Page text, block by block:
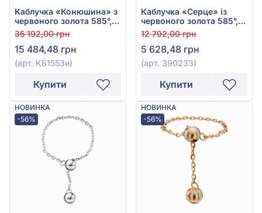
Каблучка «Конюшина» з
червоного золота 585°,
арт. КБ1553и
35 192,00 грн
15 484,48 грн
(арт. КБ1553и)
Купити
Каблучка «Серце» із
червоного золота 585°,
арт. 390233
12 792,00 грн
5 628,48 грн
(арт. 390233)
Купити
НОВИНКА
-56%
НОВИНКА
-56%